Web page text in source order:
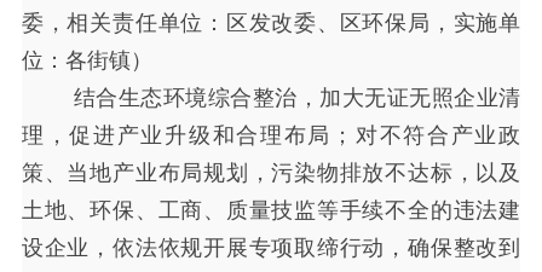
委，相关责任单位：区发改委、区环保局，实施单
位：各街镇）
结合生态环境综合整治，加大无证无照企业清
理，促进产业升级和合理布局；对不符合产业政
策、当地产业布局规划，污染物排放不达标，以及
土地、环保、工商、质量技监等手续不全的违法建
设企业，依法依规开展专项取缔行动，确保整改到